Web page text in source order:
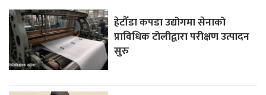
हेटौँडा कपडा उद्योगमा सेनाको
प्राविधिक टोलीद्वारा परीक्षण उत्पादन
सुरु